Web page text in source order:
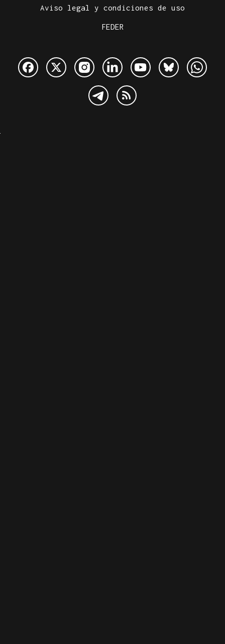
Aviso legal y condiciones de uso
FEDER